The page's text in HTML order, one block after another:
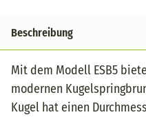
Beschreibung
Mit dem Modell ESB5
modernen
Kugel hat einen